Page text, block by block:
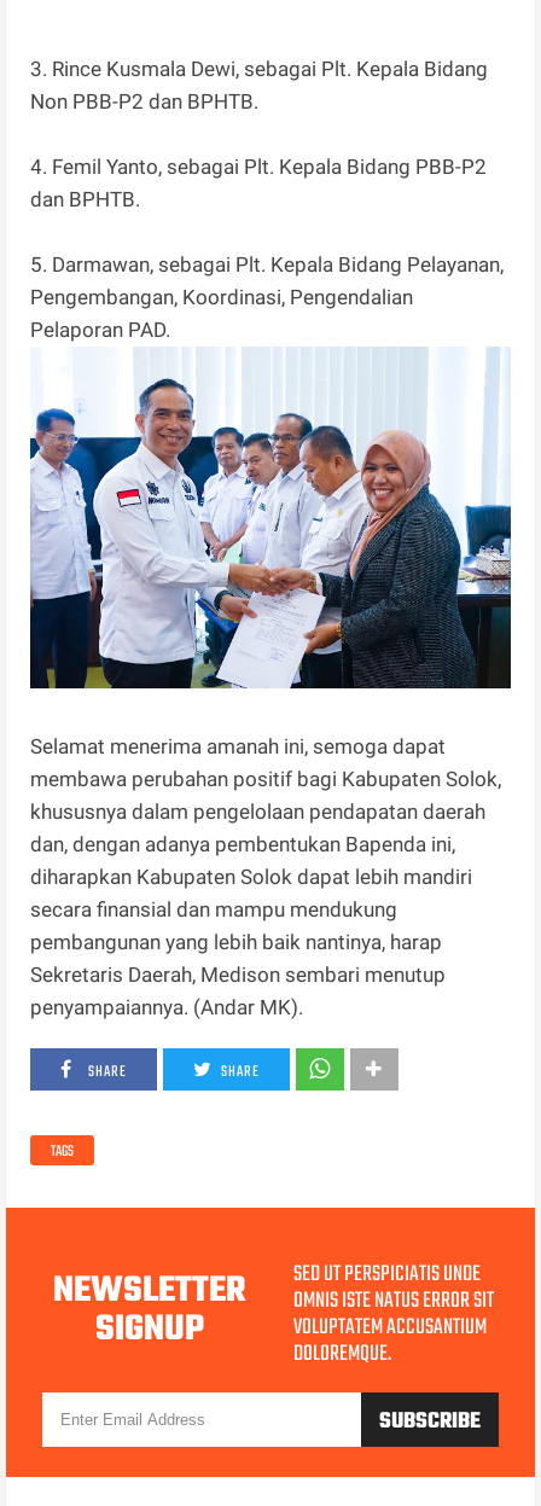
3. Rince Kusmala Dewi, sebagai Plt. Kepala Bidang
Non PBB-P2 dan BPHTB.
4. Femil Yanto, sebagai Plt. Kepala Bidang PBB-P2
dan BPHTB.
5. Darmawan, sebagai Plt. Kepala Bidang Pelayanan,
Pengembangan, Koordinasi, Pengendalian
Pelaporan PAD.
Selamat menerima amanah ini, semoga dapat
membawa perubahan positif bagi Kabupaten Solok,
khususnya dalam pengelolaan pendapatan daerah
dan, dengan adanya pembentukan Bapenda ini,
diharapkan Kabupaten Solok dapat lebih mandiri
secara finansial dan mampu mendukung
pembangunan yang lebih baik nantinya, harap
Sekretaris Daerah, Medison sembari menutup
penyampaiannya. (Andar MK).
SHARE SHARE
TAGS
NEWSLETTER
SIGNUP
SED UT PERSPICIATIS UNDE
OMNIS ISTE NATUS ERROR SIT
VOLUPTATEM ACCUSANTIUM
DOLOREMQUE.